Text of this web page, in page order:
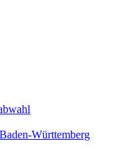
Württemberg